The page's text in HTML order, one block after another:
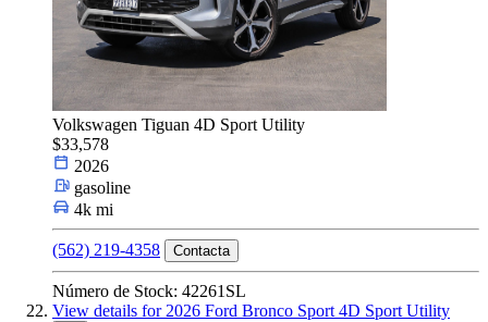
Volkswagen Tiguan 4D Sport Utility
$33,578
2026
gasoline
4k mi
(562) 219-4358 Contacta
Número de Stock: 42261SL
View details for 2026 Ford Bronco Sport 4D Sport Utility